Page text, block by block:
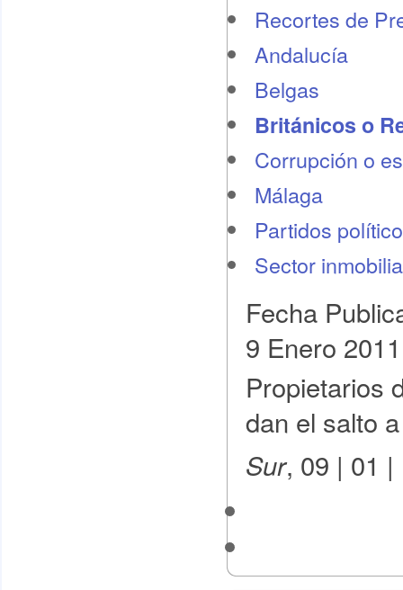
Recortes de
Andalucía
Belgas
Británicos o
Corrupción o
Málaga
Partidos
Sector
Fecha
9 Enero 2011
Propietarios
dan el salto
Sur, 09 | 01